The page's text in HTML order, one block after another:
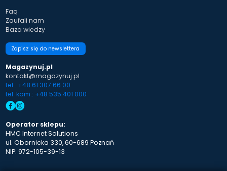
Faq
Zaufali nam
Baza wiedzy
Zapisz się do newslettera
Magazynuj.pl
kontakt@magazynuj.pl
tel.: +48 61 307 66 00
tel. kom.: +48 535 401 000
Operator sklepu:
HMC Internet Solutions
ul. Obornicka 330, 60-689 Poznań
NIP: 972-105-39-13